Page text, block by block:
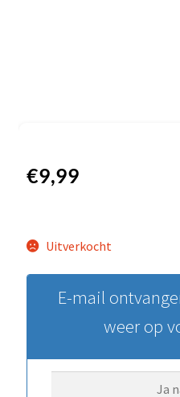
€9,99
Uitverkocht
E-mail
weer op